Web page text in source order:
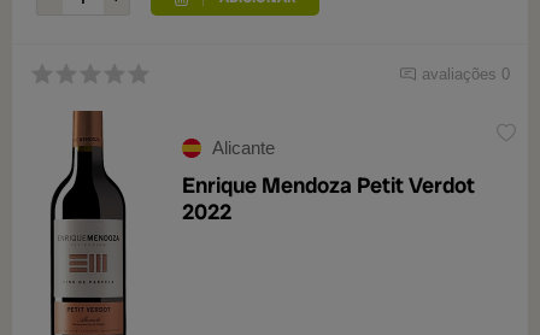
avaliações 0
Alicante
Enrique Mendoza Petit Verdot
2022